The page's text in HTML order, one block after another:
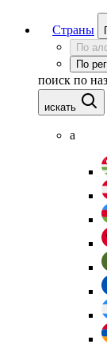
Страны
По
По
поиск по
искать
а